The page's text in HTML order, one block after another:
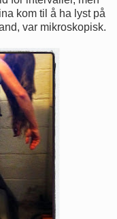
kom til å ha lyst på
var mikroskopisk.